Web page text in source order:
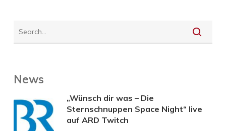
News
„Wünsch dir was – Die
Sternschnuppen Space Night“ live
auf ARD Twitch